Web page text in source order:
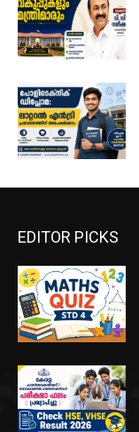
EDITOR PICKS